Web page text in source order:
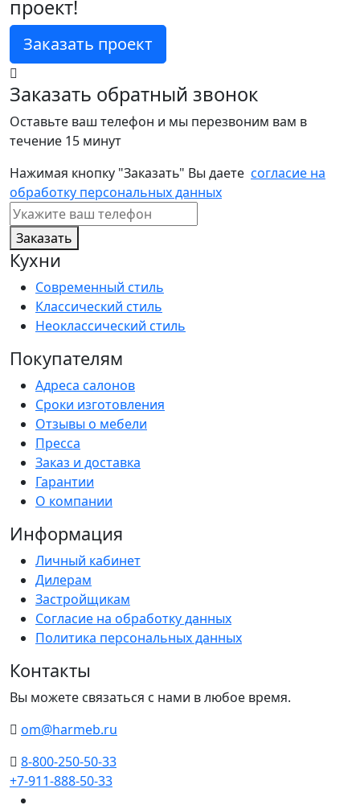
проект!
Заказать проект
Заказать обратный звонок
Оставьте ваш телефон и мы перезвоним вам в
течение 15 минут
Нажимая кнопку "Заказать" Вы даете согласие на
обработку персональных данных
Заказать
Кухни
Современный стиль
Классический стиль
Неоклассический стиль
Покупателям
Адреса салонов
Сроки изготовления
Отзывы о мебели
Пресса
Заказ и доставка
Гарантии
О компании
Информация
Личный кабинет
Дилерам
Застройщикам
Согласие на обработку данных
Политика персональных данных
Контакты
Вы можете связаться с нами в любое время.
om@harmeb.ru
8-800-250-50-33
+7-911-888-50-33